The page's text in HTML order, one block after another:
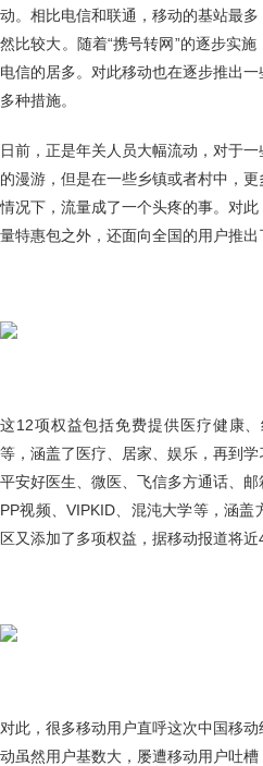
动。相比电信和联通，移动的基站最
然比较大。随着“携号转网”的逐步实
电信的居多。对此移动也在逐步推出
多种措施。
日前，正是年关人员大幅流动，对于
的漫游，但是在一些乡镇或者村中，
情况下，流量成了一个头疼的事。对
量特惠包之外，还面向全国的用户推出
这12项权益包括免费提供医疗健康
等，涵盖了医疗、居家、娱乐，再到
平安好医生、微医、飞信多方通话、邮
PP视频、VIPKID、混沌大学等，涵
区又添加了多项权益，据移动报道将近
对此，很多移动用户直呼这次中国移
动虽然用户基数大，屡遭移动用户吐